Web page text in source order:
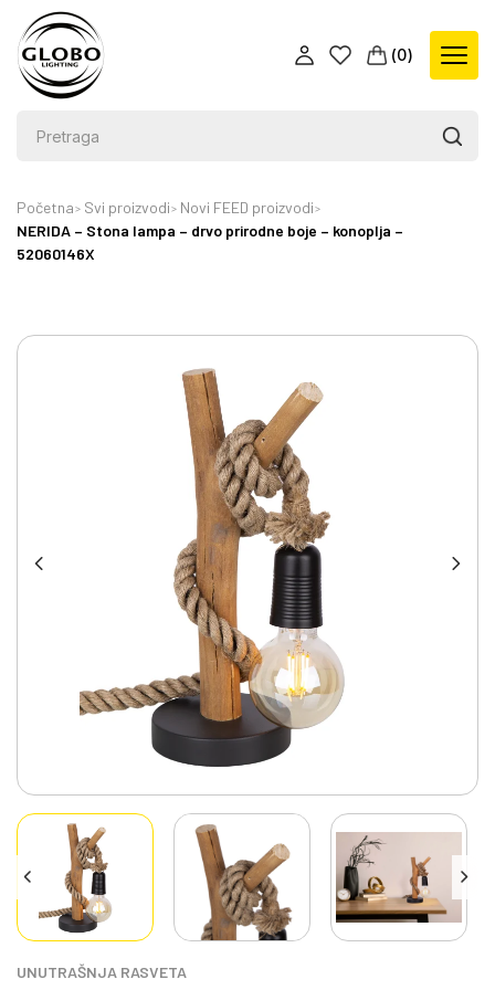
(0)
Početna Svi proizvodi
Novi FEED proizvodi
NERIDA – Stona lampa – drvo prirodne boje – konoplja –
52060146X
UNUTRAŠNJA RASVETA